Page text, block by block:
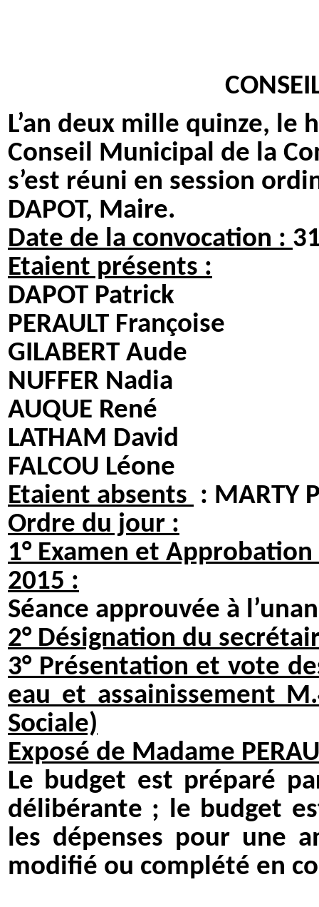
L’an deux mille quinze,
Conseil Municipal de la
s’est réuni en session
DAPOT, Maire.
Date de la convocation :
Etaient présents :
DAPOT Patrick
PERAULT
GILABERT Aude
NUFFER
AUQUE René
LATHAM David
FALCOU Léone
Etaient absents : MARTY
Ordre du jour :
1° Examen et
2015 :
Séance approuvée à
2° Désignation du
3° Présentation et vote
eau et assainissement
Sociale)
Exposé de Madame
Le budget est préparé
délibérante ; le budget
les dépenses pour une
modifié ou complété en